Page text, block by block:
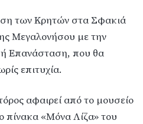
των Κρητών στα Σφακιά
Μεγαλονήσου με την
Επανάσταση, που θα
επιτυχία.
αφαιρεί από το μουσείο
πίνακα «Μόνα Λίζα» του